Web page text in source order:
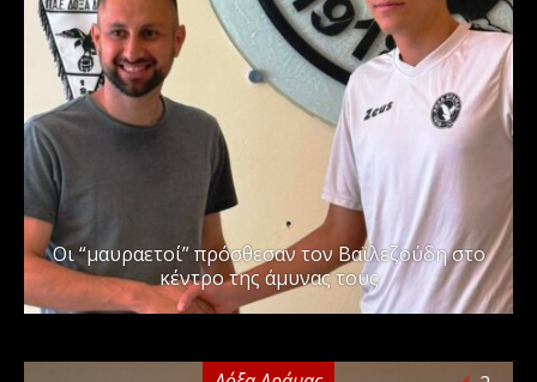
Οι “μαυραετοί” πρόσθεσαν τον Βαϊλεζούδη στο
κέντρο της άμυνας τους